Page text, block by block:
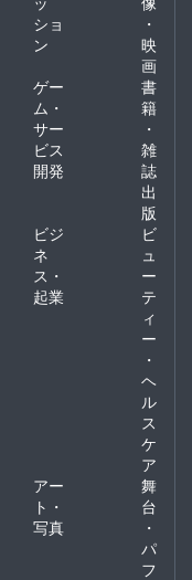
ショ
ン
・
映
画
ゲー
ム・
サー
ビス
開発
書
籍
・
雑
誌
出
版
ビジ
ネ
ス・
起業
ビ
ュ
ー
テ
ィ
ー
・
ヘ
ル
ス
ケ
ア
アー
ト・
写真
舞
台
・
パ
フ